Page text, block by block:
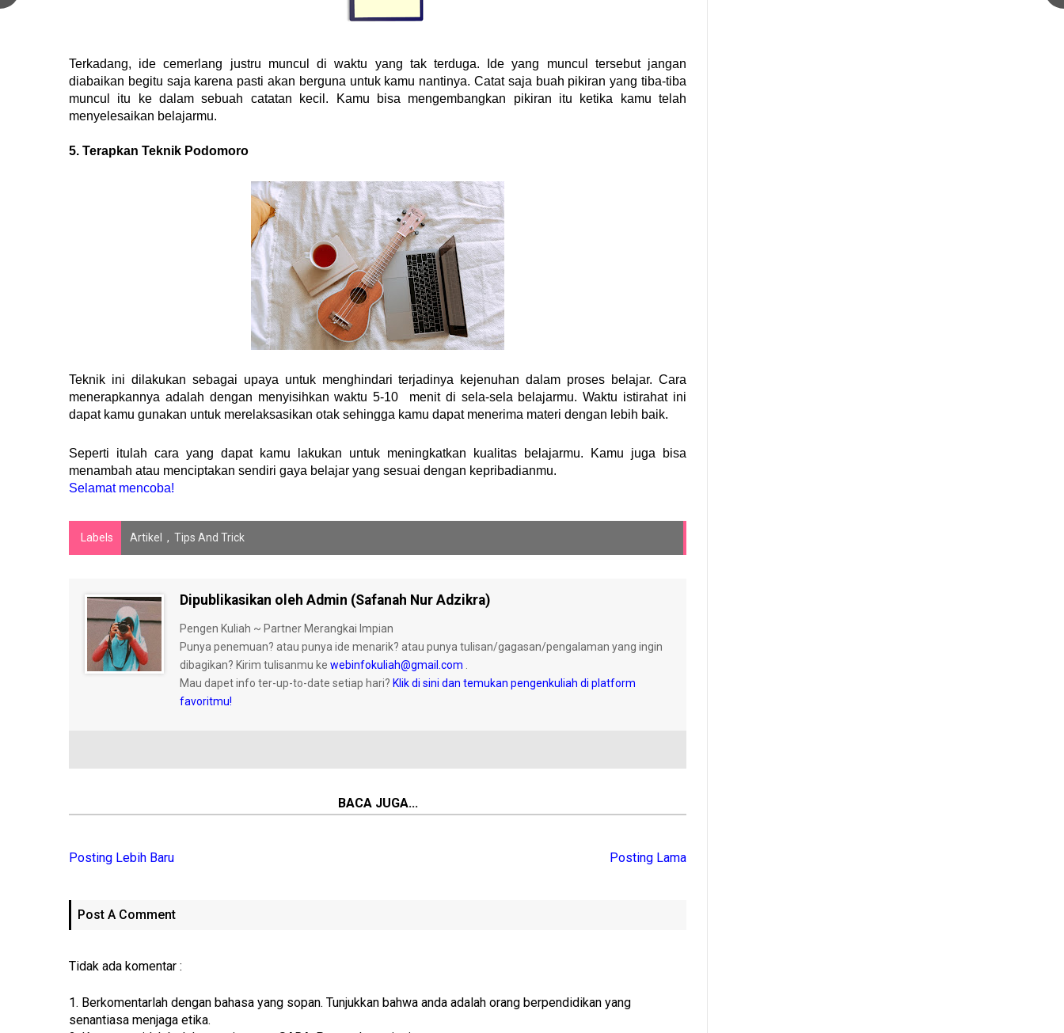
Terkadang, ide cemerlang justru muncul di waktu yang tak terduga. Ide yang muncul tersebut jangan
diabaikan begitu saja karena pasti akan berguna untuk kamu nantinya. Catat saja buah pikiran yang tiba-tiba
muncul itu ke dalam sebuah catatan kecil. Kamu bisa mengembangkan pikiran itu ketika kamu telah
menyelesaikan belajarmu.
5. Terapkan Teknik Podomoro
Teknik ini dilakukan sebagai upaya untuk menghindari terjadinya kejenuhan dalam proses belajar. Cara
menerapkannya adalah dengan menyisihkan waktu 5-10  menit di sela-sela belajarmu. Waktu istirahat ini
dapat kamu gunakan untuk merelaksasikan otak sehingga kamu dapat menerima materi dengan lebih baik.
Seperti itulah cara yang dapat kamu lakukan untuk meningkatkan kualitas belajarmu. Kamu juga bisa
menambah atau menciptakan sendiri gaya belajar yang sesuai dengan kepribadianmu.
Selamat mencoba!
Labels Artikel , Tips And Trick
Dipublikasikan oleh Admin (Safanah Nur Adzikra)
Pengen Kuliah ~ Partner Merangkai Impian
Punya penemuan? atau punya ide menarik? atau punya tulisan/gagasan/pengalaman yang ingin
dibagikan? Kirim tulisanmu ke webinfokuliah@gmail.com
Mau dapet info ter-up-to-date setiap hari? Klik di sini dan temukan pengenkuliah di platform
favoritmu!
BACA JUGA...
Posting Lebih Baru Posting Lama
Post A Comment
Tidak ada komentar :
1. Berkomentarlah dengan bahasa yang sopan. Tunjukkan bahwa anda adalah orang berpendidikan yang
senantiasa menjaga etika.